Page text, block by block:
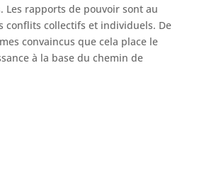
Les rapports de pouvoir sont au
conflits collectifs et individuels. De
convaincus que cela place le
à la base du chemin de